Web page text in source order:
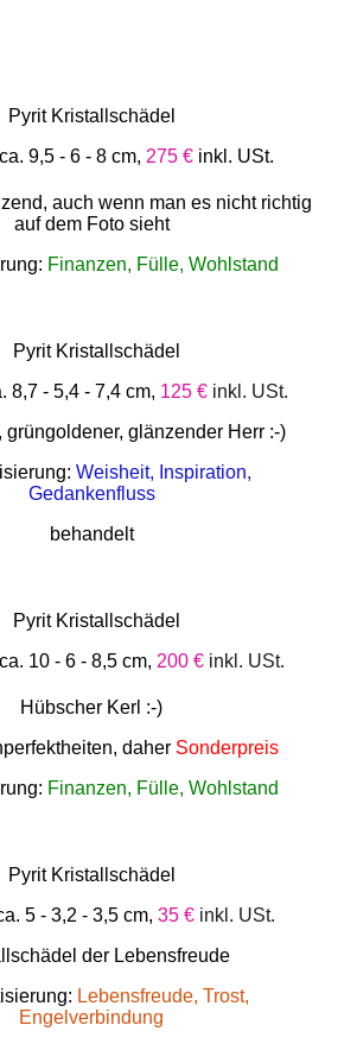
Pyrit Kristallschädel
9,5 - 6 - 8 cm, 275 € inkl. USt.
auch wenn man es nicht richtig
auf dem Foto sieht
Finanzen, Fülle, Wohlstand
Pyrit Kristallschädel
8,7 - 5,4 - 7,4 cm, 125 €inkl. USt.
grüngoldener, glänzender Herr :-)
Weisheit, Inspiration,
Gedankenfluss
behandelt
Pyrit Kristallschädel
10 - 6 - 8,5 cm, 200 € inkl. USt.
Hübscher Kerl :-)
daher Sonderpreis
Finanzen, Fülle, Wohlstand
Pyrit Kristallschädel
5 - 3,2 - 3,5 cm, 35 € inkl. USt.
der Lebensfreude
Lebensfreude, Trost,
Engelverbindung